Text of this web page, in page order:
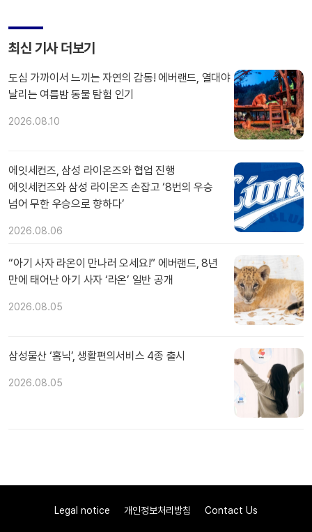
최신 기사 더보기
도심 가까이서 느끼는 자연의 감동! 에버랜드, 열대야
날리는 여름밤 동물 탐험 인기
2026.08.10
에잇세컨즈, 삼성 라이온즈와 협업 진행
에잇세컨즈와 삼성 라이온즈 손잡고 ‘8번의 우승
넘어 무한 우승으로 향하다’
2026.08.06
“아기 사자 라온이 만나러 오세요!” 에버랜드, 8년
만에 태어난 아기 사자 ‘라온’ 일반 공개
2026.08.05
삼성물산 ‘홈닉’, 생활편의서비스 4종 출시
2026.08.05
Legal notice 개인정보처리방침 Contact Us